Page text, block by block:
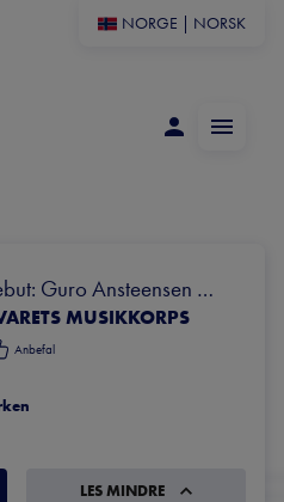
NORGE NORSK
Guro Ansteensen
MUSIKKORPS
Anbefal
LES MINDRE